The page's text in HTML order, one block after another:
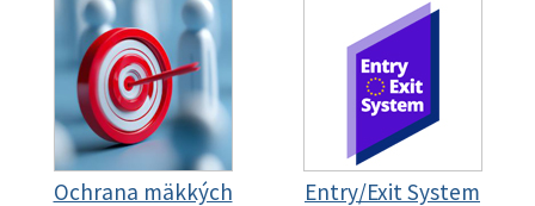
Ochrana mäkkých
Entry/Exit System